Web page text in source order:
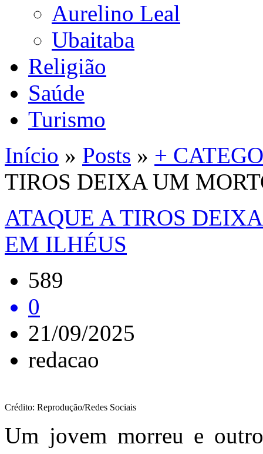
Aurelino Leal
Ubaitaba
Religião
Saúde
Turismo
Início » Posts » +
TIROS DEIXA UM
ATAQUE A TIROS
EM ILHÉUS
589
0
21/09/2025
redacao
Crédito: Reprodução/Redes Sociais
Um jovem morreu e